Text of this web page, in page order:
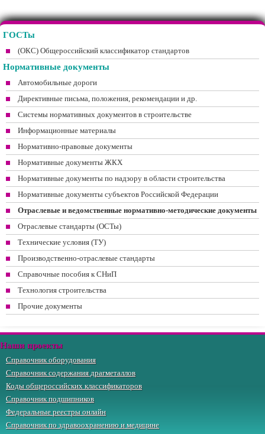
ГОСТы
(ОКС) Общероссийский классификатор стандартов
Нормативные документы
Автомобильные дороги
Директивные письма, положения, рекомендации и др.
Системы нормативных документов в строительстве
Информационные материалы
Нормативно-правовые документы
Нормативные документы ЖКХ
Нормативные документы по надзору в области строительства
Нормативные документы субъектов Российской Федерации
Отраслевые и ведомственные нормативно-методические документы
Отраслевые стандарты (ОСТы)
Технические условия (ТУ)
Производственно-отраслевые стандарты
Справочные пособия к СНиП
Технология строительства
Прочие документы
Наши проекты
Справочник оборудования
Справочник содержания драгметаллов
Коды общероссийских классификаторов
Справочник подшипников
Федеральные реестры онлайн
Справочник по здравоохранению и медицине